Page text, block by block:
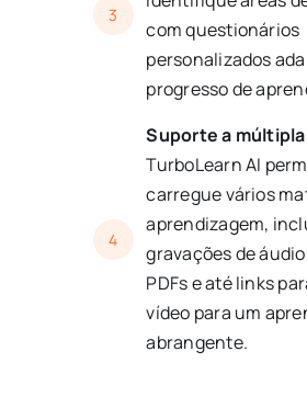
3
com questionários
personalizados
progresso de
4
Suporte a
TurboLearn AI
carregue vários
aprendizagem,
gravações de
PDFs e até links
vídeo para um
abrangente.